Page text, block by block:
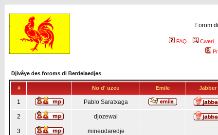
Forom
FAQ
Cweri
Djivêye des foroms di Berdelaedjes
# No d' uzeu Emile Jabber
1 Pablo Saratxaga
2 djozewal
3 mineudaredje